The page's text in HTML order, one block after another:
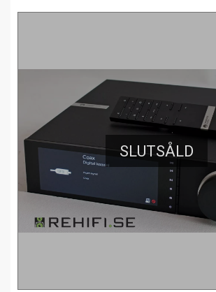
SLUTSÅLD